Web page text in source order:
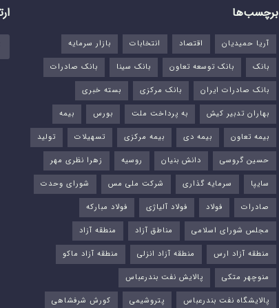
برچسب‌ها
آریا حمیدیان اقتصاد انتخابات
بازار سرمایه
بانک
بانک توسعه تعاون بانک سینا
بانک صادرات
بانک صادرات ایران
بانک مرکزی
بسته خبری
بهاران تدبیر کیش
به پرداخت ملت بورس‌
بیمه
بیمه تعاون
بیمه دی بیمه مرکزی تسهیلات
تولید
حسین گروسی
دانش بنیان روسیه
زهرا نظری مهر
سایپا
سرمایه گذاری شرکت ملی مس
شورای وحدت
صادرات
فولاد فولاد آلیاژی
فولاد مبارکه
مجلس شورای اسلامی
مناطق آزاد
منطقه آزاد
منطقه آزاد ارس
منطقه آزاد انزلی
منطقه آزاد ماکو
منوچهر متکی
پالایش نفت بندرعباس
پالایشگاه نفت بندرعباس
پتروشیمی کورش شرفشاهی